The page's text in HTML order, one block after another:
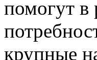
помогут в
крупные